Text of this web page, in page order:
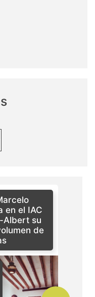
en el IAC
Albert su
de